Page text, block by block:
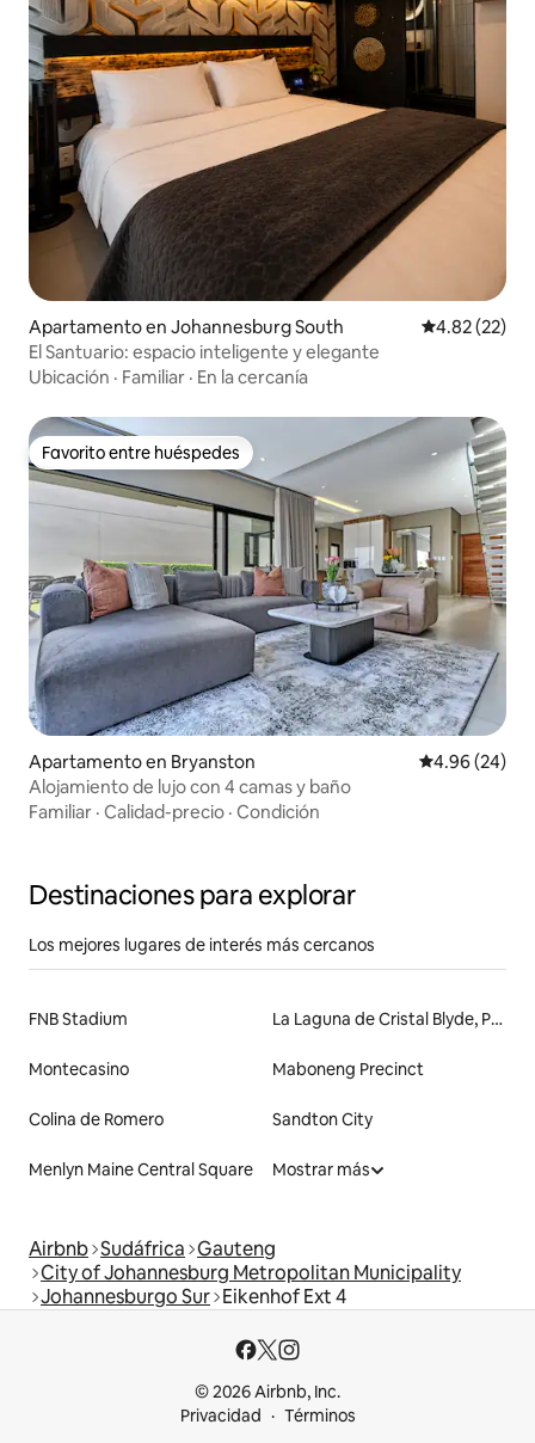
Apartamento en Johannesburg South Calificación
4.82 (22)
El Santuario: espacio inteligente y elegante
Ubicación · Familiar · En la cercanía
Favorito entre huéspedes
Favorito entre huéspedes
Apartamento en Bryanston Calificación
4.96 (24)
Alojamiento de lujo con 4 camas y baño
Familiar · Calidad-precio · Condición
Destinaciones para explorar
Los mejores lugares de interés más cercanos
FNB Stadium La Laguna de Cristal Blyde, Pretoria
Montecasino Maboneng Precinct
Colina de Romero Sandton City
Menlyn Maine Central Square Mostrar más
Airbnb Sudáfrica Gauteng
City of Johannesburg Metropolitan Municipality
Johannesburgo Sur Eikenhof Ext 4
© 2026 Airbnb, Inc.
Privacidad
Términos